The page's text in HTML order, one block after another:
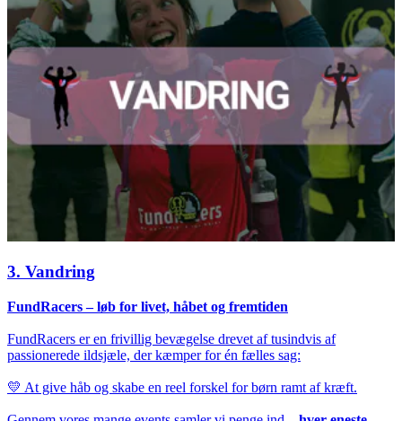
3. Vandring
FundRacers – løb for livet, håbet og fremtiden
FundRacers er en frivillig bevægelse drevet af tusindvis af
passionerede ildsjæle, der kæmper for én fælles sag:
💛 At give håb og skabe en reel forskel for børn ramt af kræft.